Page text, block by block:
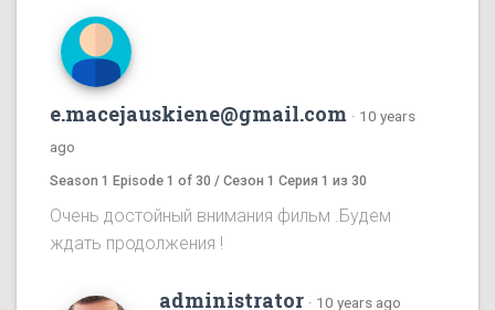
e.macejauskiene@gmail.com · 10 years
ago
Season 1 Episode 1 of 30 / Сезон 1 Серия 1 из 30
Очень достойный внимания фильм .Будем
ждать продолжения !
administrator · 10 years ago